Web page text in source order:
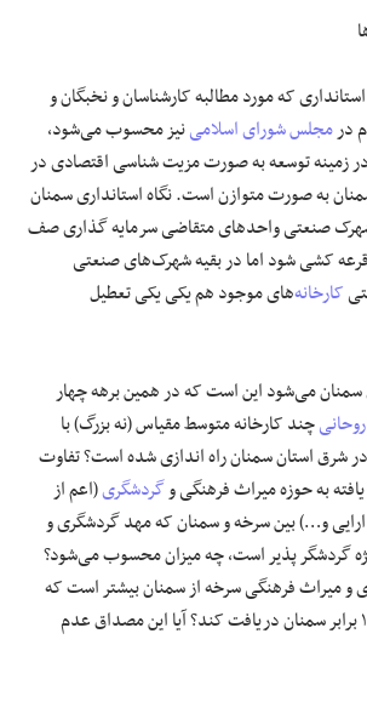
که مورد مطالبه کارشناسان و نخبگان و
درمجلس شورای اسلامینیز محسوب می‌شود،
زمینه توسعه به صورت مزیت شناسی اقتصادی در
به صورت متوازن است. نگاه استانداری سمنان
صنعتی واحدهای متقاضی سرمایه گذاری صف
کشی شود اما در بقیه شهرک‌های صنعتی
کارخانه‌های موجود هم یکی یکی تعطیل
سمنان می‌شود این است که در همین برهه چهار
چند کارخانه متوسط مقیاس (نه بزرگ) با
بیش از ۲۰۰ نفر در شرق استان سمنان راه اندازی شده است؟ تفاوت
به حوزه میراث فرهنگی وگردشگری(اعم از
و…) بینسرخهو سمنان که مهد گردشگری و
گردشگر پذیر است، چه میزان محسوب می‌شود؟
و میراث فرهنگیسرخهاز سمنان بیشتر است که
باید اعتباراتی بیش از ۱۰ برابر سمنان دریافت کند؟ آیا این مصداق عدم